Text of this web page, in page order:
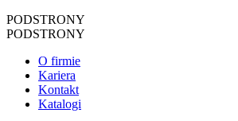
PODSTRONY
PODSTRONY
O firmie
Kariera
Kontakt
Katalogi